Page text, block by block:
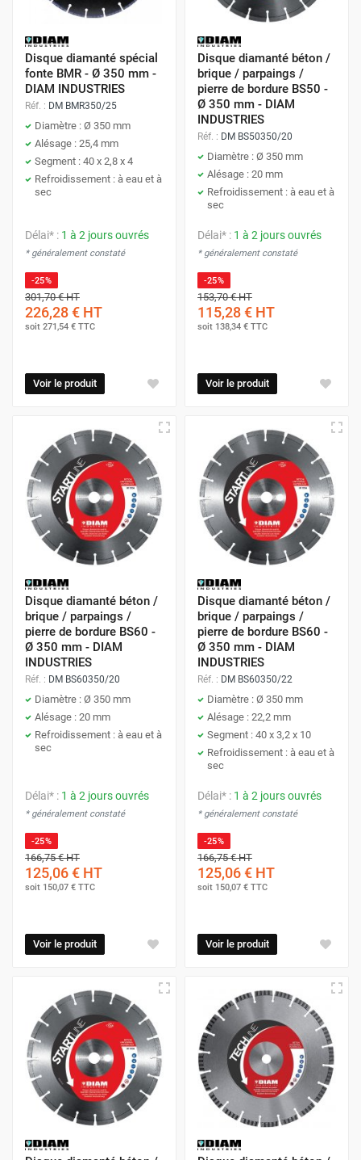
Disque diamanté spécial
fonte BMR - Ø 350 mm -
DIAM INDUSTRIES
Réf. : DM BMR350/25
Diamètre : Ø 350 mm
Alésage : 25,4 mm
Segment : 40 x 2,8 x 4
Refroidissement : à eau et à
sec
Délai* : 1 à 2 jours ouvrés
* généralement constaté
-25%
301,70 €HT
226,28 € HT
soit 271,54 € TTC
Voir le produit
Disque diamanté béton /
brique / parpaings /
pierre de bordure BS50 -
Ø 350 mm - DIAM
INDUSTRIES
Réf. : DM BS50350/20
Diamètre : Ø 350 mm
Alésage : 20 mm
Refroidissement : à eau et à
sec
Délai* : 1 à 2 jours ouvrés
* généralement constaté
-25%
153,70 €HT
115,28 € HT
soit 138,34 € TTC
Voir le produit
Disque diamanté béton /
brique / parpaings /
pierre de bordure BS60 -
Ø 350 mm - DIAM
INDUSTRIES
Réf. : DM BS60350/20
Diamètre : Ø 350 mm
Alésage : 20 mm
Refroidissement : à eau et à
sec
Délai* : 1 à 2 jours ouvrés
* généralement constaté
-25%
166,75 €HT
125,06 € HT
soit 150,07 € TTC
Voir le produit
Disque diamanté béton /
brique / parpaings /
pierre de bordure BS60 -
Ø 350 mm - DIAM
INDUSTRIES
Réf. : DM BS60350/22
Diamètre : Ø 350 mm
Alésage : 22,2 mm
Segment : 40 x 3,2 x 10
Refroidissement : à eau et à
sec
Délai* : 1 à 2 jours ouvrés
* généralement constaté
-25%
166,75 €HT
125,06 € HT
soit 150,07 € TTC
Voir le produit